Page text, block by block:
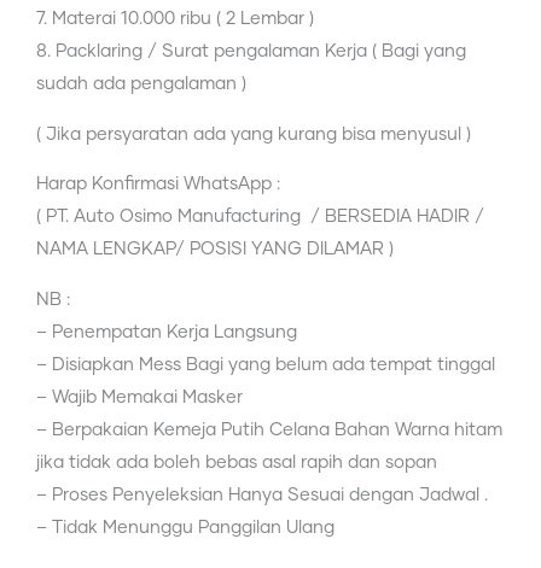
7. Materai 10.000 ribu ( 2 Lembar )
8. Packlaring / Surat pengalaman Kerja ( Bagi yang
sudah ada pengalaman )
( Jika persyaratan ada yang kurang bisa menyusul )
Harap Konfirmasi WhatsApp :
( PT. Auto Osimo Manufacturing / BERSEDIA HADIR /
NAMA LENGKAP/ POSISI YANG DILAMAR )
NB :
– Penempatan Kerja Langsung
– Disiapkan Mess Bagi yang belum ada tempat tinggal
– Wajib Memakai Masker
– Berpakaian Kemeja Putih Celana Bahan Warna hitam
jika tidak ada boleh bebas asal rapih dan sopan
– Proses Penyeleksian Hanya Sesuai dengan Jadwal .
– Tidak Menunggu Panggilan Ulang